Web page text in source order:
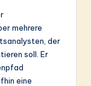
mehrere
der
soll. Er
eine